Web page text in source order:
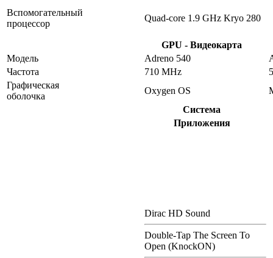
Вспомогательный
процессор
Quad-core 1.9 GHz Kryo 280
GPU - Видеокарта
Модель
Adreno 540
Частота
710 MHz
Графическая
оболочка
Oxygen OS
Система
Приложения
Dirac HD Sound
Double-Tap The Screen To
Open (KnockON)